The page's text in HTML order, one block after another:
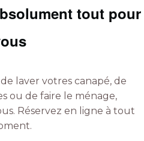
tout pour
laver votres canapé, de
ou de faire le ménage,
Réservez en ligne à tout